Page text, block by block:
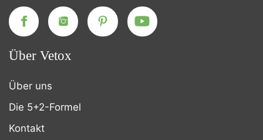
Über Vetox
Über uns
Die 5+2-Formel
Kontakt